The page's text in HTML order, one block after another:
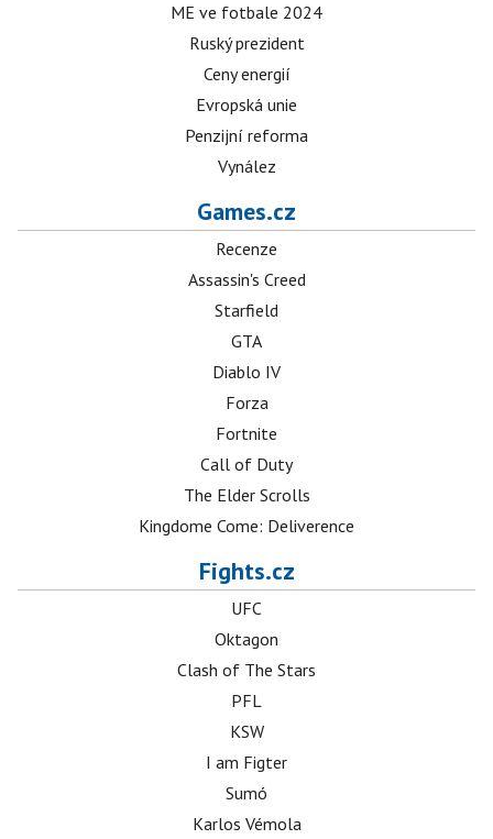
ME ve fotbale 2024
Ruský prezident
Ceny energií
Evropská unie
Penzijní reforma
Vynález
Games.cz
Recenze
Assassin's Creed
Starfield
GTA
Diablo IV
Forza
Fortnite
Call of Duty
The Elder Scrolls
Kingdome Come: Deliverence
Fights.cz
UFC
Oktagon
Clash of The Stars
PFL
KSW
I am Figter
Sumó
Karlos Vémola